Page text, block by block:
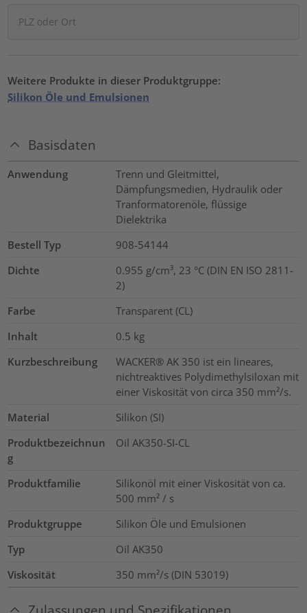
Weitere Produkte in dieser Produktgruppe:
Silikon Öle und Emulsionen
Basisdaten
Anwendung
Trenn und Gleitmittel,
Dämpfungsmedien, Hydraulik oder
Tranformatorenöle, flüssige
Dielektrika
Bestell Typ
908-54144
Dichte
0.955 g/cm³, 23 °C (DIN EN ISO 2811-
2)
Farbe
Transparent (CL)
Inhalt
0.5 kg
Kurzbeschreibung
WACKER® AK 350 ist ein lineares,
nichtreaktives Polydimethylsiloxan mit
einer Viskosität von circa 350 mm²/s.
Material
Silikon (SI)
Produktbezeichnun
g
Oil AK350-SI-CL
Produktfamilie
Silikonöl mit einer Viskosität von ca.
500 mm² / s
Produktgruppe
Silikon Öle und Emulsionen
Typ
Oil AK350
Viskosität
350 mm²/s (DIN 53019)